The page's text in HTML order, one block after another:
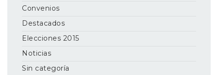
Convenios
Destacados
Elecciones 2015
Noticias
Sin categoría